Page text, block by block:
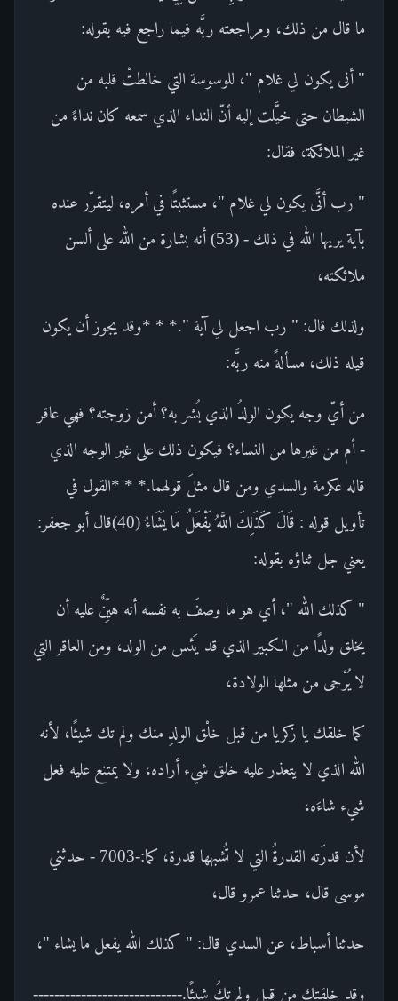
ما قال من ذلك، ومراجعته ربَّه فيما راجع فيه بقوله:
" أنى يكون لي غلام "، للوسوسة التي خالطتْ قلبه من
الشيطان حتى خيَّلت إليه أنّ النداء الذي سمعه كان نداءً من
غير الملائكة، فقال:
" رب أنَّى يكون لي غلام "، مستثبتًا في أمره، ليتقرّر عنده
بآية يريها الله في ذلك - (53) أنه بشارة من الله على ألسن
ملائكته،
ولذلك قال: " رب اجعل لي آية ".* * *وقد يجوز أن يكون
قيله ذلك، مسألةً منه ربَّه:
من أيّ وجه يكون الولدُ الذي بُشر به؟ أمن زوجته؟ فهي عاقر
- أم من غيرها من النساء؟ فيكون ذلك على غير الوجه الذي
قاله عكرمة والسدي ومن قال مثلَ قولهما.* * *القول في
تأويل قوله : قَالَ كَذَلِكَ اللَّهُ يَفْعَلُ مَا يَشَاءُ (40)قال أبو جعفر:
يعني جل ثناؤه بقوله:
" كذلك الله "، أي هو ما وصفَ به نفسه أنه هيِّنٌ عليه أن
يخلق ولدًا من الكبير الذي قد يَئس من الولد، ومن العاقر التي
لا يُرْجى من مثلها الولادة،
كما خلقك يا زكريا من قبل خلْق الولدِ منك ولم تك شيئًا، لأنه
الله الذي لا يتعذر عليه خلق شيء أراده، ولا يمتنع عليه فعل
شيء شاءَه،
لأن قدرَته القدرةُ التي لا تُشبهها قدرة، كما:-7003 - حدثني
موسى قال، حدثنا عمرو قال،
حدثنا أسباط، عن السدي قال: " كذلك الله يفعل ما يشاء "،
وقد خلقتك من قبل ولم تكُ شيئًا.----------------------------